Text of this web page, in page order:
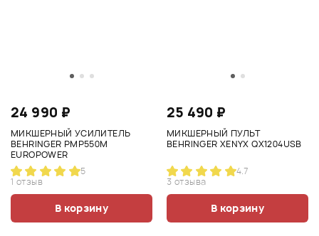
24 990 ₽
МИКШЕРНЫЙ УСИЛИТЕЛЬ
BEHRINGER PMP550M
EUROPOWER
5
1 отзыв
В корзину
25 490 ₽
МИКШЕРНЫЙ ПУЛЬТ
BEHRINGER XENYX QX1204USB
4.7
3 отзыва
В корзину